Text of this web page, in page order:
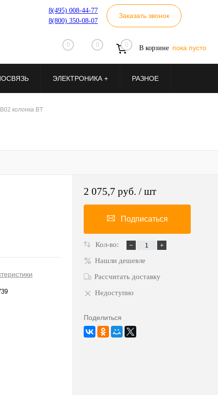
8(495) 008-44-77
8(800) 350-08-07
Заказать звонок
0 0 0 В корзине пока пусто
ЭЛЕКТРОНИКА + РАЗНОЕ
колонка BT
2 075,7 руб. / шт
Подписаться
Кол-во:
Нашли дешевле
Рассчитать доставку
Недоступно
Поделиться